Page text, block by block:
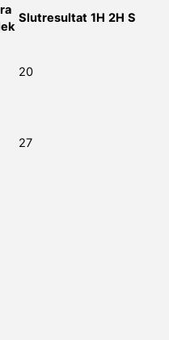
Slutresultat 1H 2H S
20
27